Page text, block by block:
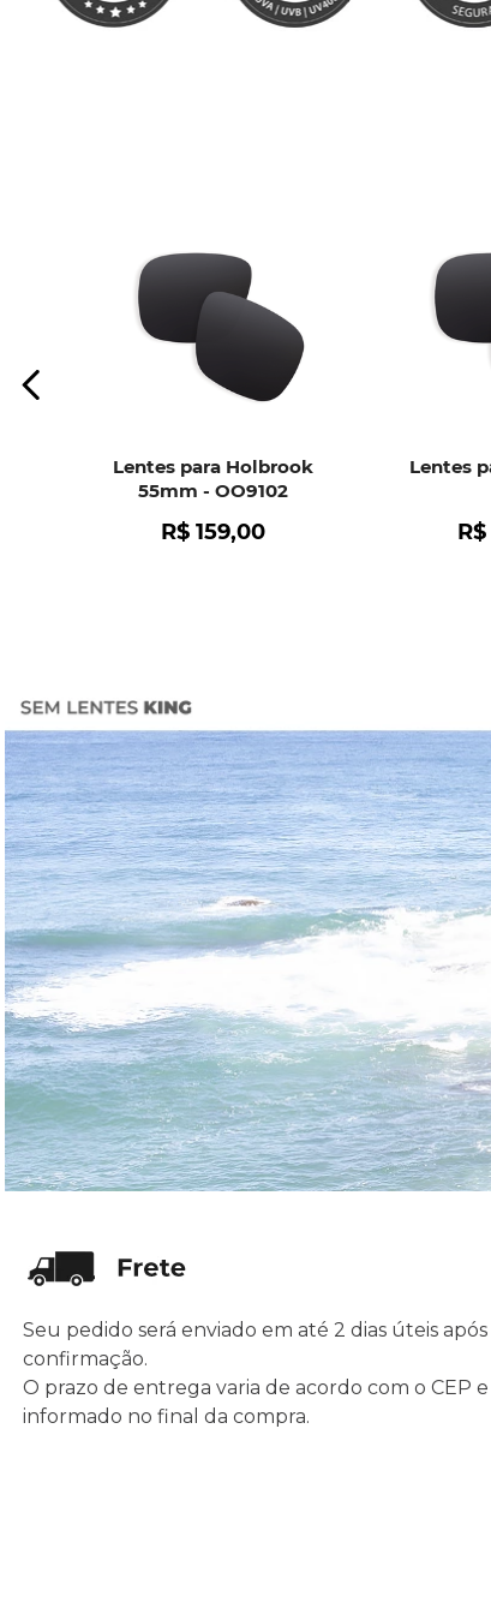
Lentes para Holbrook
55mm - OO9102
R$ 159,00
Lentes
R$
Seu pedido será enviado em até 2 dias úteis após
confirmação.
O prazo de entrega varia de acordo com o CEP e
informado no final da compra.